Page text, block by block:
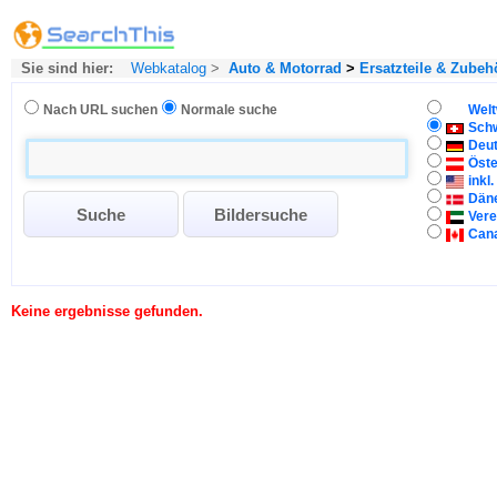
Sie sind hier: Webkatalog > Auto & Motorrad > Ersatzteile &
Nach URL suchen Normale suche
inkl.
Keine ergebnisse gefunden.